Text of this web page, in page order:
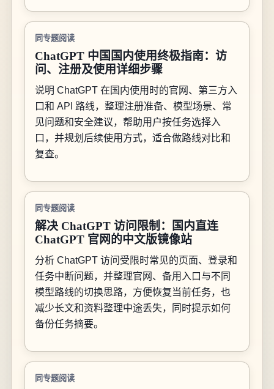
同专题阅读
ChatGPT 中国国内使用终极指南：访
问、注册及使用详细步骤
说明 ChatGPT 在国内使用时的官网、第三方入
口和 API 路线，整理注册准备、模型场景、常
见问题和安全建议，帮助用户按任务选择入
口，并规划后续使用方式，适合做路线对比和
复查。
同专题阅读
解决 ChatGPT 访问限制：国内直连
ChatGPT 官网的中文版镜像站
分析 ChatGPT 访问受限时常见的页面、登录和
任务中断问题，并整理官网、备用入口与不同
模型路线的切换思路，方便恢复当前任务，也
减少长文和资料整理中途丢失，同时提示如何
备份任务摘要。
同专题阅读